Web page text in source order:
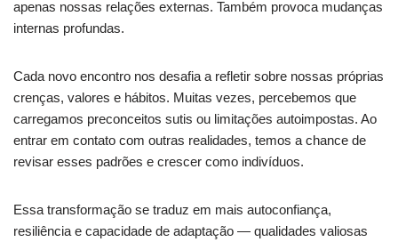
apenas nossas relações externas. Também provoca mudanças
internas profundas.
Cada novo encontro nos desafia a refletir sobre nossas próprias
crenças, valores e hábitos. Muitas vezes, percebemos que
carregamos preconceitos sutis ou limitações autoimpostas. Ao
entrar em contato com outras realidades, temos a chance de
revisar esses padrões e crescer como indivíduos.
Essa transformação se traduz em mais autoconfiança,
resiliência e capacidade de adaptação — qualidades valiosas